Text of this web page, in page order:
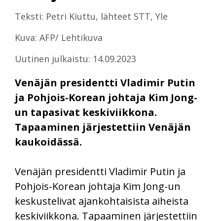
Teksti: Petri Kiuttu, lähteet STT, Yle
Kuva: AFP/ Lehtikuva
Uutinen julkaistu: 14.09.2023
Venäjän presidentti Vladimir Putin
ja Pohjois-Korean johtaja Kim Jong-
un tapasivat keskiviikkona.
Tapaaminen järjestettiin Venäjän
kaukoidässä.
Venäjän presidentti Vladimir Putin ja
Pohjois-Korean johtaja Kim Jong-un
keskustelivat ajankohtaisista aiheista
keskiviikkona. Tapaaminen järjestettiin